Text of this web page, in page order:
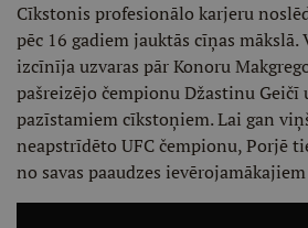
Cīkstonis profesionālo karjeru
pēc 16 gadiem jauktās cīņas
izcīnīja uzvaras pār Konoru
pašreizējo čempionu Džastinu Geičī
pazīstamiem cīkstoņiem. Lai gan
neapstrīdēto UFC čempionu, Porjē
no savas paaudzes